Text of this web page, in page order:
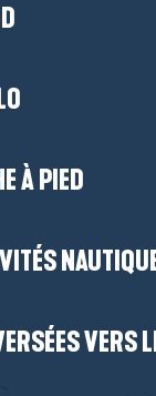
À PIED
VERS
facilement en
des
pour entrer
de profiter plus
sont plus